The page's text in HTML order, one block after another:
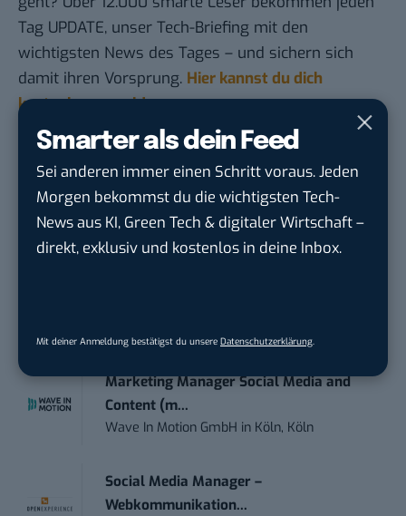
Smarter als dein Feed
Sei anderen immer einen Schritt voraus. Jeden
Morgen bekommst du die wichtigsten Tech-
News aus KI, Green Tech & digitaler Wirtschaft –
direkt, exklusiv und kostenlos in deine Inbox.
Mit deiner Anmeldung bestätigst du unsere Datenschutzerklärung
Tag UPDATE, unser Tech-Briefing mit den
wichtigsten News des Tages – und sichern sich
damit ihren Vorsprung. Hier kannst du dich
kostenlos anmelden.
Social Media Content Creator (m/w/d)
moveUP Media GmbHinDüsseldorf
Marketing Manager Social Media and
Content (m...
Wave In Motion GmbH in Köln, Köln
Social Media Manager –
Webkommunikation...